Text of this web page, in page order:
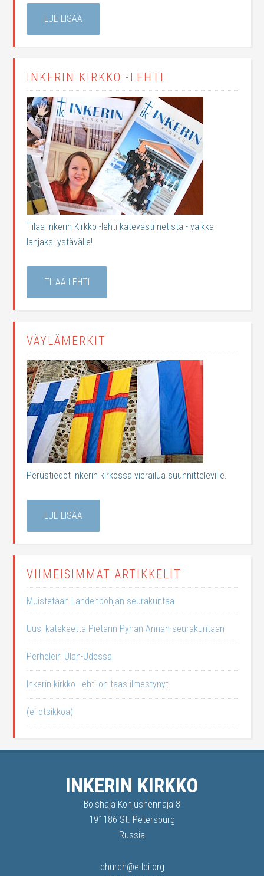
LUE LISÄÄ
INKERIN KIRKKO -LEHTI
Tilaa Inkerin Kirkko -lehti kätevästi netistä - vaikka
lahjaksi ystävälle!
TILAA LEHTI
VÄYLÄMERKIT
Perustiedot Inkerin kirkossa vierailua suunnitteleville.
LUE LISÄÄ
VIIMEISIMMÄT ARTIKKELIT
Muistetaan Lahdenpohjan seurakuntaa
Uusi katekeetta Pietarin Pyhän Annan seurakuntaan
Perheleiri Ulan-Udessa
Inkerin kirkko -lehti on taas ilmestynyt
(ei otsikkoa)
INKERIN KIRKKO
Bolshaja Konjushennaja 8
191186 St. Petersburg
Russia
church@e-lci.org